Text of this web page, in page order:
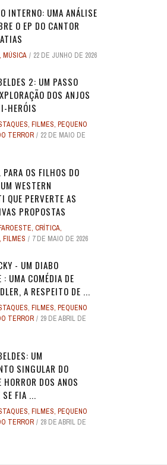
DE 2025
UM EXPERIMENTO
DE HORROR
1990, ...
DE 2026 3
UM EXPERIMENTO
DE HORROR
1990, ...
DE 2026 3
SÉRIE JUVENIL
...
DE 2025 32
LOBO
DE 2016
INTERNO: UMA ANÁLISE
O EP DO CANTOR
, MÚSICA 22 DE JUNHO DE 2026
2: UM PASSO
DOS ANJOS
HERÓIS
, FILMES, PEQUENO
TERROR
22 DE MAIO DE
PARA OS FILHOS DO
WESTERN
QUE PERVERTE AS
PROPOSTAS
, CRÍTICA,
, FILMES 7 DE MAIO DE 2026
- UM DIABO
: UMA COMÉDIA DE
A RESPEITO DE ...
, FILMES, PEQUENO
TERROR
29 DE ABRIL DE
UM
SINGULAR DO
HORROR DOS ANOS
FIA ...
, FILMES, PEQUENO
TERROR
28 DE ABRIL DE